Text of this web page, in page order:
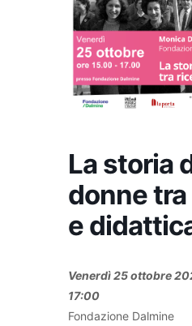
La storia
donne
e
Venerdì 25 ottobre
17:00
Fondazione Dalmine